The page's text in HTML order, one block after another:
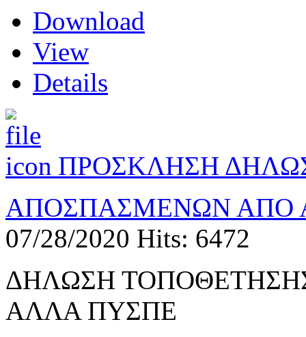
Download
View
Details
ΠΡΟΣΚΛΗΣΗ
ΑΠΟΣΠΑΣΜΕΝΩΝ ΑΠΟ
07/28/2020 Hits: 6472
ΔΗΛΩΣΗ
ΑΛΛΑ ΠΥΣΠΕ